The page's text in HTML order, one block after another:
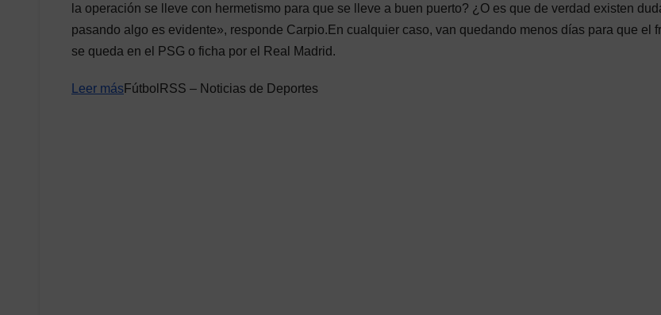
la operación se lleve con hermetismo para que se lleve a buen puerto? ¿O es que de verdad existen
pasando algo es evidente», responde Carpio.En cualquier caso, van quedando menos días para que el
se queda en el PSG o ficha por el Real Madrid.
Leer másFútbolRSS – Noticias de Deportes